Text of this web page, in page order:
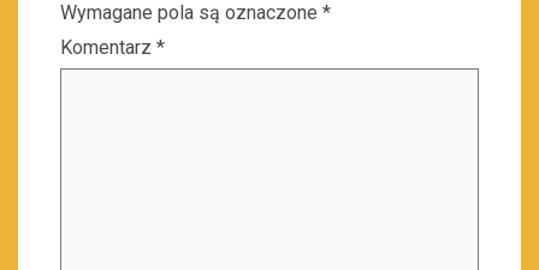
Wymagane pola są oznaczone *
Komentarz *